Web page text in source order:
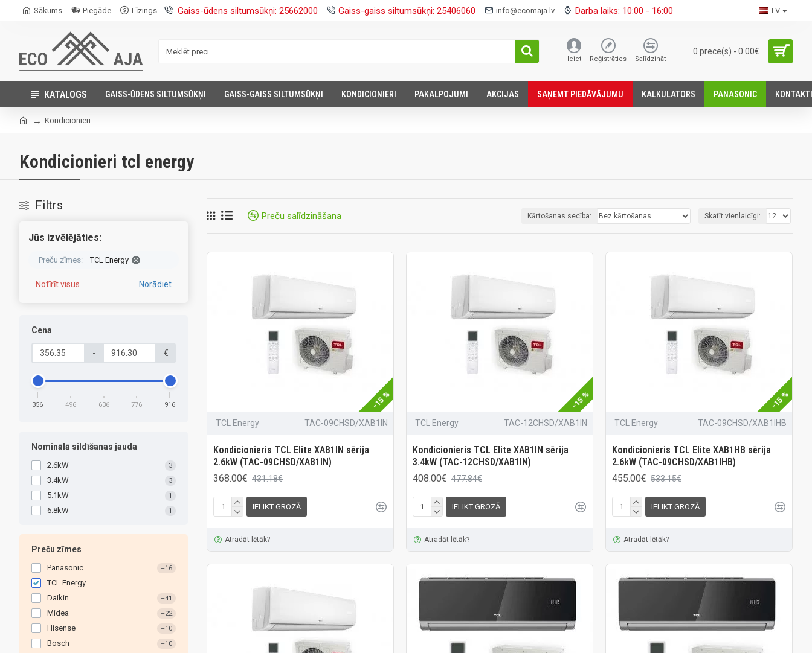
Sākums Piegāde Līzings Gaiss-ūdens siltumsūkņi: 25662000 Gaiss-gaiss siltumsūkņi: 25406060 info@ecomaja.lv Darba laiks: 10:00 - 16:00 LV
Ieiet Reģistrēties Salīdzināt
0 prece(s) - 0.00€
KATALOGS GAISS-ŪDENS SILTUMSŪKŅI GAISS-GAISS SILTUMSŪKŅI KONDICIONIERI PAKALPOJUMI AKCIJAS SАŅEMT PIEDĀVĀJUMU KALKULATORS PANASONIC KONTAKTI
Kondicionieri
Kondicionieri tcl energy
Filtrs
Jūs izvēlējāties:
Preču zīmes: TCL Energy
Notīrīt visus Norādiet
Cena
- €
356 496 636 776 916
Nominālā sildīšanas jauda
2.6kW 3
3.4kW 3
5.1kW 1
6.8kW 1
Preču zīmes
Panasonic +16
TCL Energy
Daikin
+41
Midea +22
Hisense +10
Bosch +10
Preču salīdzināšana Kārtošanas secība: Skatīt vienlaicīgi:
-15 %
TCL Energy TAC-09CHSD/XAB1IN
Kondicionieris TCL Elite XAB1IN sērija
2.6kW (TAC-09CHSD/XAB1IN)
368.00€ 431.18€
IELIKT GROZĀ
Atradāt lētāk?
-15 %
TCL Energy TAC-12CHSD/XAB1IN
Kondicionieris TCL Elite XAB1IN sērija
3.4kW (TAC-12CHSD/XAB1IN)
408.00€ 477.84€
IELIKT GROZĀ
Atradāt lētāk?
-15 %
TCL Energy TAC-09CHSD/XAB1IHB
Kondicionieris TCL Elite XAB1HB sērija
2.6kW (TAC-09CHSD/XAB1IHB)
455.00€ 533.15€
IELIKT GROZĀ
Atradāt lētāk?